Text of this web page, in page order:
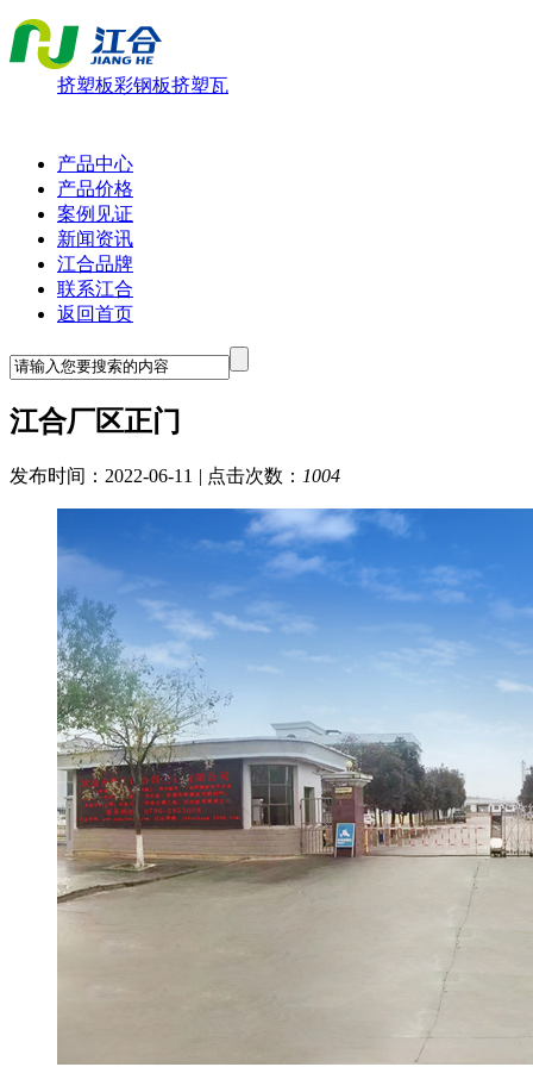
挤塑板彩钢板挤塑瓦
产品中心
产品价格
案例见证
新闻资讯
江合品牌
联系江合
返回首页
江合厂区正门
发布时间：2022-06-11 | 点击次数： 1004